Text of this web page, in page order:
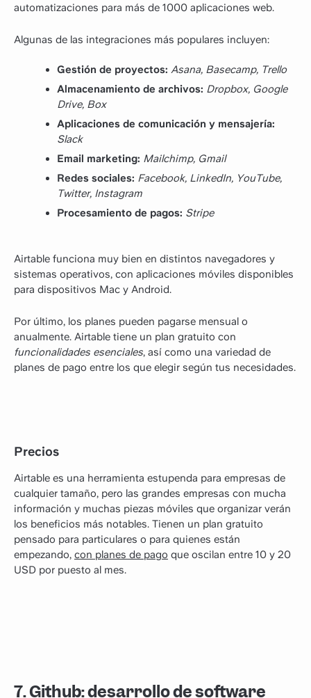
automatizaciones para más de 1000 aplicaciones web.
Algunas de las integraciones más populares incluyen:
Gestión de proyectos: Asana, Basecamp, Trello
Almacenamiento de archivos: Dropbox, Google
Drive, Box
Aplicaciones de comunicación y mensajería:
Slack
Email marketing: Mailchimp, Gmail
Redes sociales: Facebook, LinkedIn, YouTube,
Twitter​​, Instagram
Procesamiento de pagos: Stripe
Airtable funciona muy bien en distintos navegadores y
sistemas operativos, con aplicaciones móviles disponibles
para dispositivos Mac y Android.
Por último, los planes pueden pagarse mensual o
anualmente. Airtable tiene un plan gratuito con
funcionalidades esenciales, así como una variedad de
planes de pago entre los que elegir según tus necesidades.
Precios
Airtable es una herramienta estupenda para empresas de
cualquier tamaño, pero las grandes empresas con mucha
información y muchas piezas móviles que organizar verán
los beneficios más notables. Tienen un plan gratuito
pensado para particulares o para quienes están
empezando, con planes de pago que oscilan entre 10 y 20
USD por puesto al mes.
7. Github: desarrollo de software